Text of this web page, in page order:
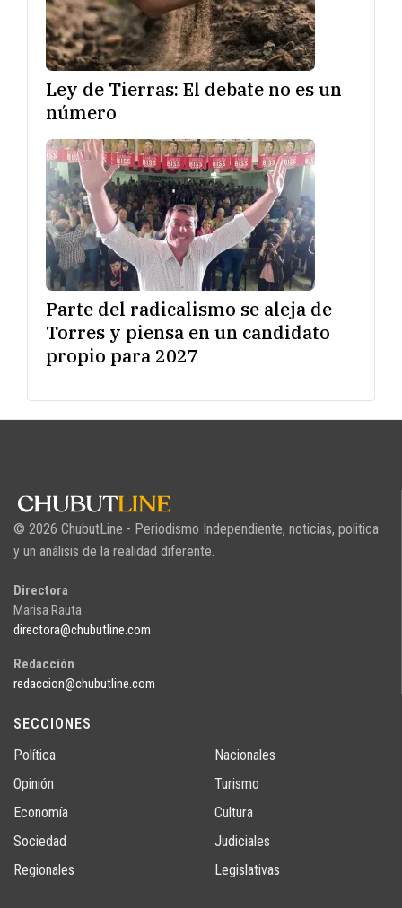
Ley de Tierras: El debate no es un
número
Parte del radicalismo se aleja de
Torres y piensa en un candidato
propio para 2027
© 2026 ChubutLine - Periodismo Independiente, noticias, politica
y un análisis de la realidad diferente.
Directora
Marisa Rauta
directora@chubutline.com
Redacción
redaccion@chubutline.com
SECCIONES
Política
Opinión
Economía
Sociedad
Regionales
Nacionales
Turismo
Cultura
Judiciales
Legislativas